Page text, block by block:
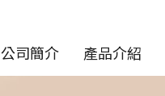
公司簡介 產品介紹